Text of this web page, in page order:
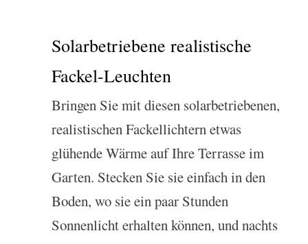
Solarbetriebene realistische
Fackel-Leuchten
Bringen Sie mit diesen solarbetriebenen,
realistischen Fackellichtern etwas
glühende Wärme auf Ihre Terrasse im
Garten. Stecken Sie sie einfach in den
Boden, wo sie ein paar Stunden
Sonnenlicht erhalten können, und nachts